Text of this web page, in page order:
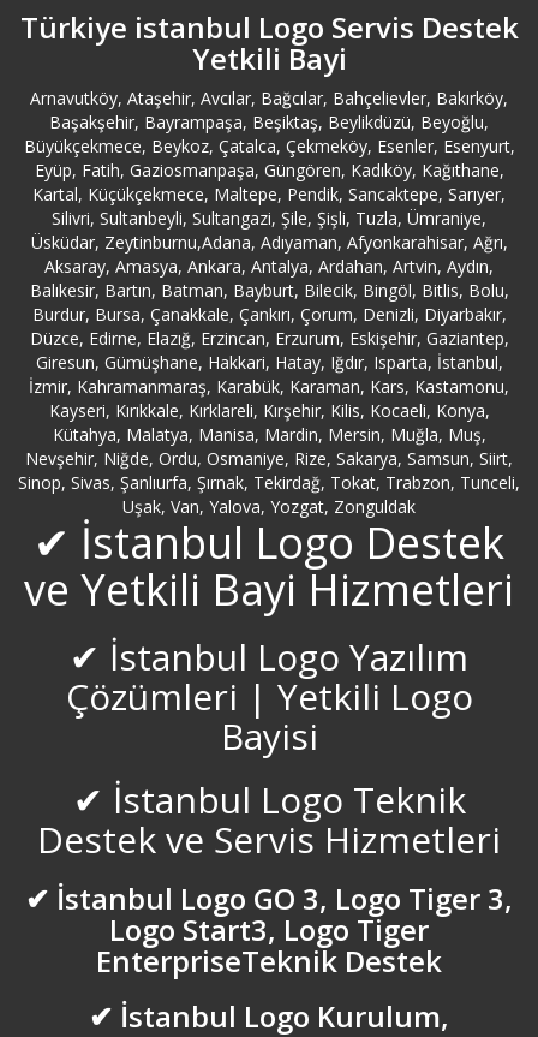
Bursa Logo Destek
Büyükçekmece Logo Destek
Çanakkale Logo Destek
Çankırı Logo Destek
Çatalca Logo Destek
Çekmeköy Logo Destek
Çorum Logo Destek
Denizli Logo Destek
Diyarbakır Logo Destek
Düzce Logo Destek
Edirne Logo Destek
Elazığ Logo Destek
Erzurum Logo Destek
Esenler Logo Destek
Esenyurt Logo Destek
Eskişehir Logo Destek
Türkiye istanbul Logo Servis Destek
Yetkili Bayi
Arnavutköy, Ataşehir, Avcılar, Bağcılar, Bahçelievler, Bakırköy,
Başakşehir, Bayrampaşa, Beşiktaş, Beylikdüzü, Beyoğlu,
Büyükçekmece, Beykoz, Çatalca, Çekmeköy, Esenler, Esenyurt,
Eyüp, Fatih, Gaziosmanpaşa, Güngören, Kadıköy, Kağıthane,
Kartal, Küçükçekmece, Maltepe, Pendik, Sancaktepe, Sarıyer,
Silivri, Sultanbeyli, Sultangazi, Şile, Şişli, Tuzla, Ümraniye,
Üsküdar, Zeytinburnu,Adana, Adıyaman, Afyonkarahisar, Ağrı,
Aksaray, Amasya, Ankara, Antalya, Ardahan, Artvin, Aydın,
Balıkesir, Bartın, Batman, Bayburt, Bilecik, Bingöl, Bitlis, Bolu,
Burdur, Bursa, Çanakkale, Çankırı, Çorum, Denizli, Diyarbakır,
Düzce, Edirne, Elazığ, Erzincan, Erzurum, Eskişehir, Gaziantep,
Giresun, Gümüşhane, Hakkari, Hatay, Iğdır, Isparta, İstanbul,
İzmir, Kahramanmaraş, Karabük, Karaman, Kars, Kastamonu,
Kayseri, Kırıkkale, Kırklareli, Kırşehir, Kilis, Kocaeli, Konya,
Kütahya, Malatya, Manisa, Mardin, Mersin, Muğla, Muş,
Nevşehir, Niğde, Ordu, Osmaniye, Rize, Sakarya, Samsun, Siirt,
Sinop, Sivas, Şanlıurfa, Şırnak, Tekirdağ, Tokat, Trabzon, Tunceli,
Uşak, Van, Yalova, Yozgat, Zonguldak
✔ İstanbul Logo Destek
ve Yetkili Bayi Hizmetleri
✔ İstanbul Logo Yazılım
Çözümleri | Yetkili Logo
Bayisi
✔ İstanbul Logo Teknik
Destek ve Servis Hizmetleri
✔ İstanbul Logo GO 3, Logo Tiger 3,
Logo Start3, Logo Tiger
EnterpriseTeknik Destek
✔ İstanbul Logo Kurulum,